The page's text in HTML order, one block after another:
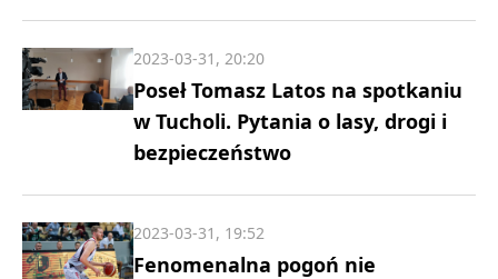
Poseł Tomasz Latos na spotkaniu
w Tucholi. Pytania o lasy, drogi i
bezpieczeństwo
2023-03-31, 20:20
Fenomenalna pogoń nie
2023-03-31, 19:52